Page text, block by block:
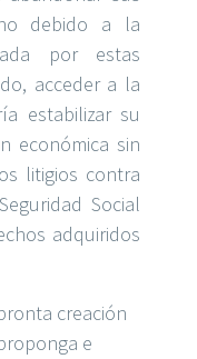
debido a la
por estas
acceder a la
estabilizar su
económica sin
litigios contra
Social
adquiridos
creación
e